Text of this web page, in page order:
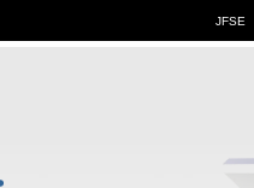
JFSE